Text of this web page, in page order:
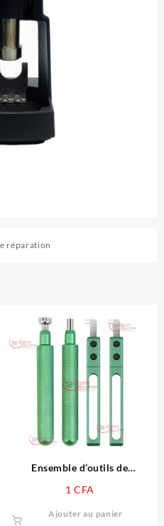
réparation
Ensemble d’outils de
S 4 5 6 7 8 9 SE
1 CFA
Ajouter au panier